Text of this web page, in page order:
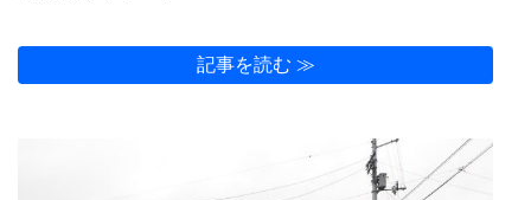
記事を読む ≫